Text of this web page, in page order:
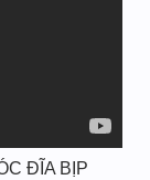
ĐĨA BỊP